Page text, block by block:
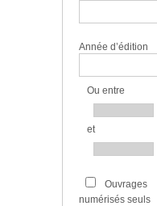
Année d’édition
Ou entre
et
Ouvrages
numérisés seuls